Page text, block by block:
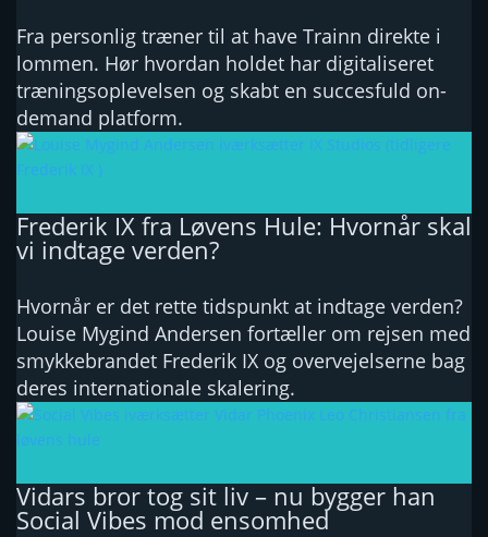
Fra personlig træner til at have Trainn direkte i
lommen. Hør hvordan holdet har digitaliseret
træningsoplevelsen og skabt en succesfuld on-
demand platform.
Frederik IX fra Løvens Hule: Hvornår skal
vi indtage verden?
Hvornår er det rette tidspunkt at indtage verden?
Louise Mygind Andersen fortæller om rejsen med
smykkebrandet Frederik IX og overvejelserne bag
deres internationale skalering.
Vidars bror tog sit liv – nu bygger han
Social Vibes mod ensomhed